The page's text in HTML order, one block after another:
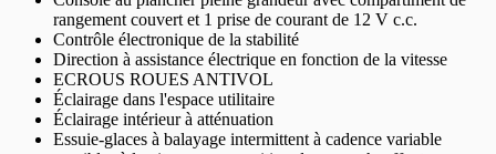
rangement couvert et 1 prise de courant de 12 V c.c.
Contrôle électronique de la stabilité
Direction à assistance électrique en fonction de la vitesse
ECROUS ROUES ANTIVOL
Éclairage dans l'espace utilitaire
Éclairage intérieur à atténuation
Essuie-glaces à balayage intermittent à cadence variable